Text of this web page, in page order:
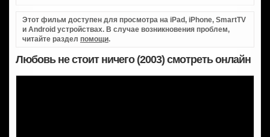
Этот фильм доступен для просмотра на iPad, iPhone, SmartTV
и Android устройствах. В случае возникновения проблем,
читайте раздел помощи.
Любовь не стоит ничего (2003) смотреть онлайн